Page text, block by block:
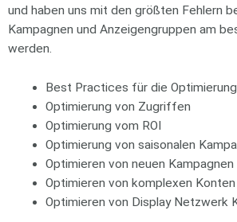
und haben uns mit den größten Fehlern
Kampagnen und Anzeigengruppen am
werden.
Best Practices für die Optimierung
Optimierung von Zugriffen
Optimierung vom ROI
Optimierung von saisonalen
Optimieren von neuen Kampagnen
Optimieren von komplexen Konten
Optimieren von Display Netzwerk